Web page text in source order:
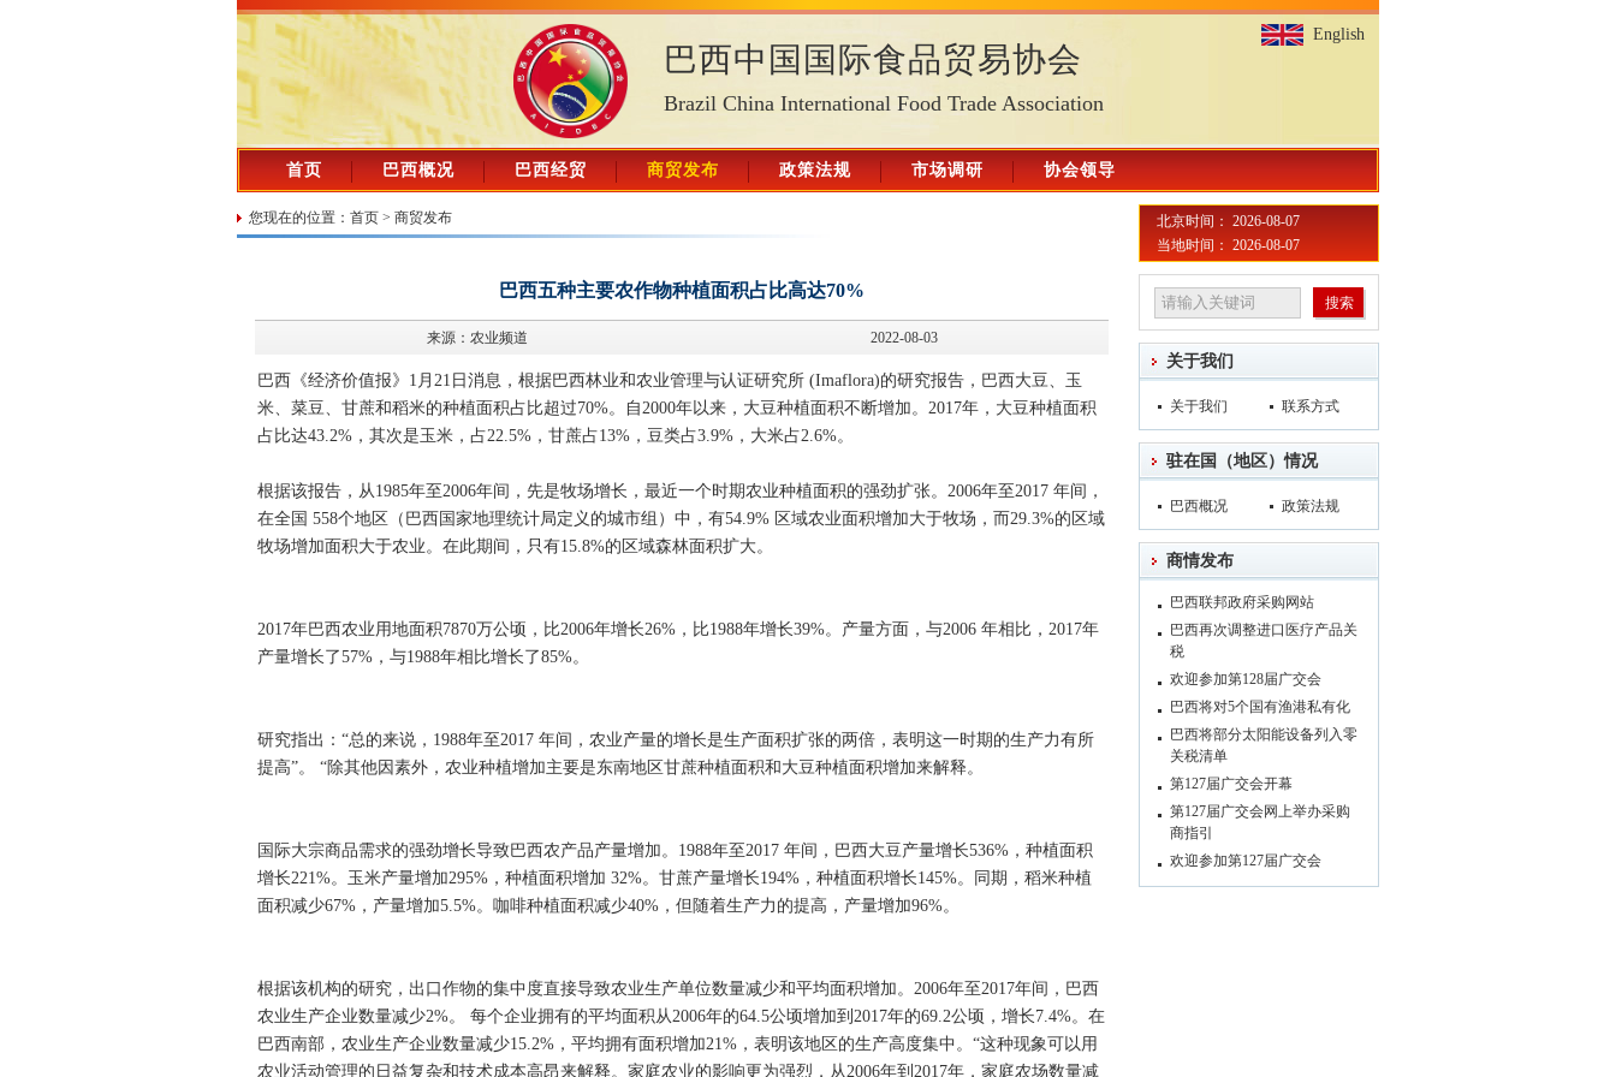
巴西中国国际食品贸易协会
Brazil China International Food Trade Association
English
首页 巴西概况 巴西经贸 商贸发布 政策法规 市场调研 协会领导
您现在的位置： 首页 > 商贸发布
巴西五种主要农作物种植面积占比高达70%
来源：农业频道 2022-08-03
巴西《经济价值报》1月21日消息，根据巴西林业和农业管理与认证研究所 (Imaflora)的研究报告，巴西大豆、玉
米、菜豆、甘蔗和稻米的种植面积占比超过70%。自2000年以来，大豆种植面积不断增加。2017年，大豆种植面积
占比达43.2%，其次是玉米，占22.5%，甘蔗占13%，豆类占3.9%，大米占2.6%。
根据该报告，从1985年至2006年间，先是牧场增长，最近一个时期农业种植面积的强劲扩张。2006年至2017 年间，
在全国 558个地区（巴西国家地理统计局定义的城市组）中，有54.9% 区域农业面积增加大于牧场，而29.3%的区域
牧场增加面积大于农业。在此期间，只有15.8%的区域森林面积扩大。
2017年巴西农业用地面积7870万公顷，比2006年增长26%，比1988年增长39%。产量方面，与2006 年相比，2017年
产量增长了57%，与1988年相比增长了85%。
研究指出：“总的来说，1988年至2017 年间，农业产量的增长是生产面积扩张的两倍，表明这一时期的生产力有所
提高”。 “除其他因素外，农业种植增加主要是东南地区甘蔗种植面积和大豆种植面积增加来解释。
国际大宗商品需求的强劲增长导致巴西农产品产量增加。1988年至2017 年间，巴西大豆产量增长536%，种植面积
增长221%。玉米产量增加295%，种植面积增加 32%。甘蔗产量增长194%，种植面积增长145%。同期，稻米种植
面积减少67%，产量增加5.5%。咖啡种植面积减少40%，但随着生产力的提高，产量增加96%。
根据该机构的研究，出口作物的集中度直接导致农业生产单位数量减少和平均面积增加。2006年至2017年间，巴西
农业生产企业数量减少2%。 每个企业拥有的平均面积从2006年的64.5公顷增加到2017年的69.2公顷，增长7.4%。在
巴西南部，农业生产企业数量减少15.2%，平均拥有面积增加21%，表明该地区的生产高度集中。“这种现象可以用
农业活动管理的日益复杂和技术成本高昂来解释。家庭农业的影响更为强烈，从2006年到2017年，家庭农场数量减
北京时间： 2026-08-07
当地时间： 2026-08-07
关于我们
关于我们 联系方式
驻在国（地区）情况
巴西概况 政策法规
商情发布
巴西联邦政府采购网站
巴西再次调整进口医疗产品关
税
欢迎参加第128届广交会
巴西将对5个国有渔港私有化
巴西将部分太阳能设备列入零
关税清单
第127届广交会开幕
第127届广交会网上举办采购
商指引
欢迎参加第127届广交会